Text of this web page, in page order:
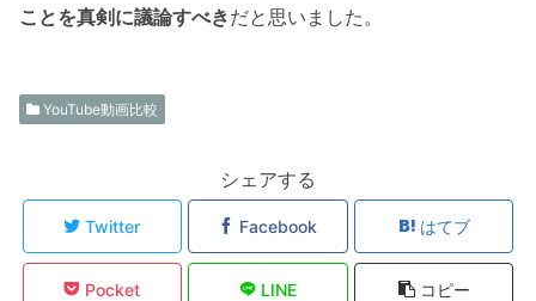
ことを真剣に議論すべきだと思いました。
YouTube動画比較
シェアする
Twitter Facebook はてブ
Pocket LINE コピー